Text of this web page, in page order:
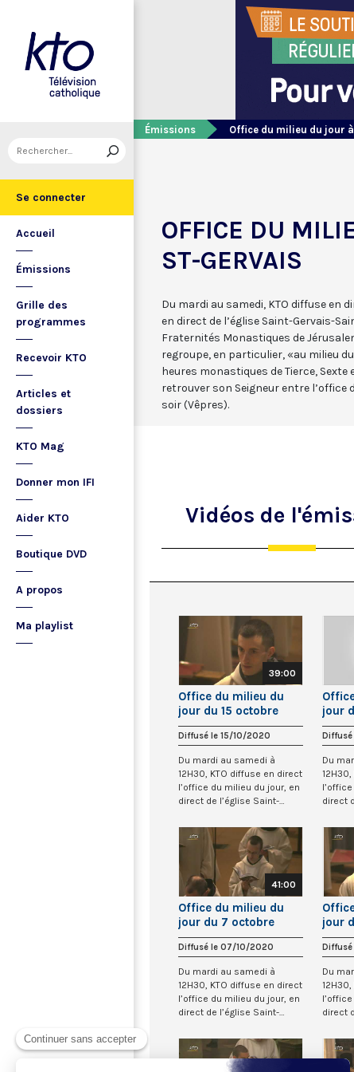
Se connecter
Accueil
Émissions
Grille des
programmes
Recevoir KTO
Articles et
dossiers
KTO Mag
Donner mon IFI
Aider KTO
Boutique DVD
A propos
Ma playlist
Émissions Office du milieu du jour
OFFICE DU
ST-GERVAIS
Du mardi au samedi, KTO diffuse en
en direct de l’église Saint-Gervais-
Fraternités Monastiques de
regroupe, en particulier, «au milieu
heures monastiques de Tierce, Sexte
retrouver son Seigneur entre l’office
soir (Vêpres).
Vidéos de
39:00
Office du milieu du
jour du 15 octobre
2020 à St-Gervais
Diffusé le 15/10/2020
Du mardi au samedi à
12H30, KTO diffuse en direct
l’office du milieu du jour, en
direct de l’église Saint-
jour
2020
Du
direct
41:00
Office du milieu du
jour du 7 octobre
2020 à St-Gervais
Diffusé le 07/10/2020
Du mardi au samedi à
12H30, KTO diffuse en direct
l’office du milieu du jour, en
direct de l’église Saint-
jour
2020
Du
direct